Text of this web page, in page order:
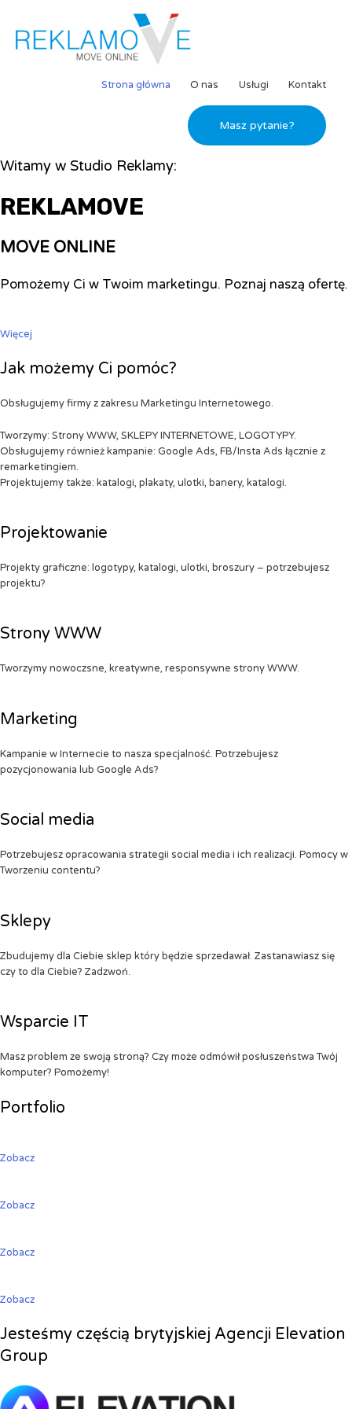
Strona główna O nas Usługi Kontakt
Masz pytanie?
Witamy w Studio Reklamy:
REKLAMOVE
MOVE ONLINE
Pomożemy Ci w Twoim marketingu. Poznaj naszą ofertę.
Więcej
Jak możemy Ci pomóc?
Obsługujemy firmy z zakresu Marketingu Internetowego.
Tworzymy: Strony WWW, SKLEPY INTERNETOWE, LOGOTYPY.
Obsługujemy również kampanie: Google Ads, FB/Insta Ads łącznie z
remarketingiem.
Projektujemy także: katalogi, plakaty, ulotki, banery, katalogi.
Projektowanie
Projekty graficzne: logotypy, katalogi, ulotki, broszury – potrzebujesz
projektu?
Strony WWW
Tworzymy nowoczsne, kreatywne, responsywne strony WWW.
Marketing
Kampanie w Internecie to nasza specjalność. Potrzebujesz
pozycjonowania lub Google Ads?
Social media
Potrzebujesz opracowania strategii social media i ich realizacji. Pomocy w
Tworzeniu contentu?
Sklepy
Zbudujemy dla Ciebie sklep który będzie sprzedawał. Zastanawiasz się
czy to dla Ciebie? Zadzwoń.
Wsparcie IT
Masz problem ze swoją stroną? Czy może odmówił posłuszeństwa Twój
komputer? Pomożemy!
Portfolio
Zobacz
Zobacz
Zobacz
Zobacz
Jesteśmy częścią brytyjskiej Agencji Elevation
Group